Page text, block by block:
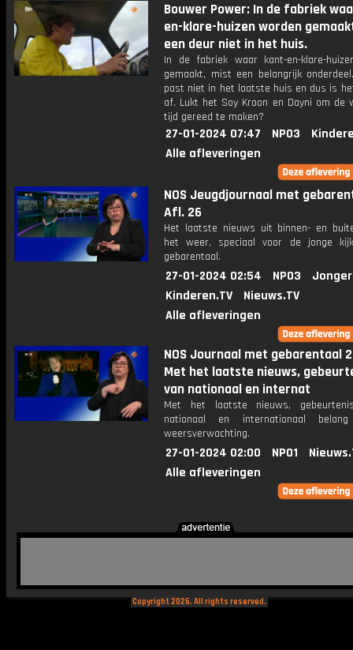
Bouwer Power: In de fabriek
en-klare-huizen worden
een deur niet in het huis.
In de fabriek waar kant-en-klare-
gemaakt, mist een belangrijk
past niet in het laatste huis en dus is
af. Lukt het Soy Kroon en Dayni om de
tijd gereed te maken?
27-01-2024 07:47 NPO3
Alle afleveringen
NOS Jeugdjournaal met
Afl. 26
Het laatste nieuws uit binnen- en
het weer, speciaal voor de jonge
gebarentaal.
27-01-2024 02:54 NPO3
Kinderen.TV
Nieuws.TV
Alle afleveringen
NOS Journaal met gebarentaal
Met het laatste nieuws,
van nationaal en internat
Met het laatste nieuws,
nationaal en internationaal
weersverwachting.
27-01-2024 02:00 NPO1
Alle afleveringen
Copyright 2026. All rights reserved.